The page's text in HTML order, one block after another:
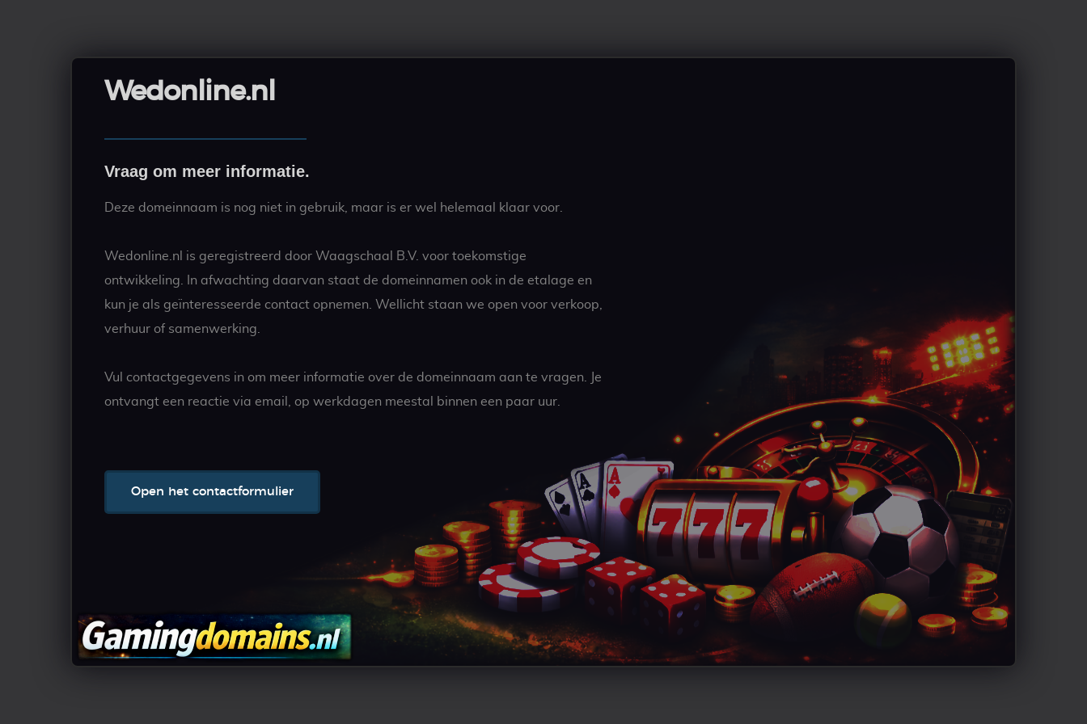
Wedonline.nl
Vraag om meer informatie.
Deze domeinnaam is nog niet in gebruik, maar is er wel helemaal klaar voor.
Wedonline.nl is geregistreerd door Waagschaal B.V. voor toekomstige
ontwikkeling. In afwachting daarvan staat de domeinnamen ook in de etalage en
kun je als geïnteresseerde contact opnemen. Wellicht staan we open voor verkoop,
verhuur of samenwerking.
Vul contactgegevens in om meer informatie over de domeinnaam aan te vragen. Je
ontvangt een reactie via email, op werkdagen meestal binnen een paar uur.